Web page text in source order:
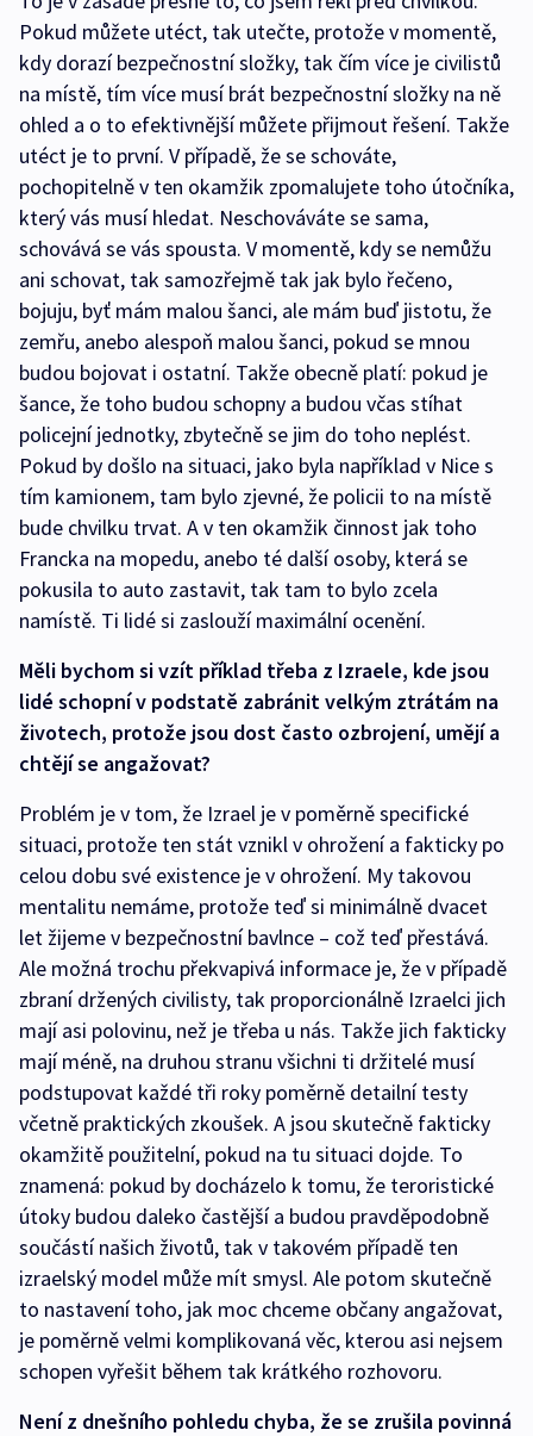
Pokud můžete utéct, tak utečte, protože v momentě,
kdy dorazí bezpečnostní složky, tak čím více je civilistů
na místě, tím více musí brát bezpečnostní složky na ně
ohled a o to efektivnější můžete přijmout řešení. Takže
utéct je to první. V případě, že se schováte,
pochopitelně v ten okamžik zpomalujete toho útočníka,
který vás musí hledat. Neschováváte se sama,
schovává se vás spousta. V momentě, kdy se nemůžu
ani schovat, tak samozřejmě tak jak bylo řečeno,
bojuju, byť mám malou šanci, ale mám buď jistotu, že
zemřu, anebo alespoň malou šanci, pokud se mnou
budou bojovat i ostatní. Takže obecně platí: pokud je
šance, že toho budou schopny a budou včas stíhat
policejní jednotky, zbytečně se jim do toho neplést.
Pokud by došlo na situaci, jako byla například v Nice s
tím kamionem, tam bylo zjevné, že policii to na místě
bude chvilku trvat. A v ten okamžik činnost jak toho
Francka na mopedu, anebo té další osoby, která se
pokusila to auto zastavit, tak tam to bylo zcela
namístě. Ti lidé si zaslouží maximální ocenění.
Měli bychom si vzít příklad třeba z Izraele, kde jsou
lidé schopní v podstatě zabránit velkým ztrátám na
životech, protože jsou dost často ozbrojení, umějí a
chtějí se angažovat?
Problém je v tom, že Izrael je v poměrně specifické
situaci, protože ten stát vznikl v ohrožení a fakticky po
celou dobu své existence je v ohrožení. My takovou
mentalitu nemáme, protože teď si minimálně dvacet
let žijeme v bezpečnostní bavlnce – což teď přestává.
Ale možná trochu překvapivá informace je, že v případě
zbraní držených civilisty, tak proporcionálně Izraelci jich
mají asi polovinu, než je třeba u nás. Takže jich fakticky
mají méně, na druhou stranu všichni ti držitelé musí
podstupovat každé tři roky poměrně detailní testy
včetně praktických zkoušek. A jsou skutečně fakticky
okamžitě použitelní, pokud na tu situaci dojde. To
znamená: pokud by docházelo k tomu, že teroristické
útoky budou daleko častější a budou pravděpodobně
součástí našich životů, tak v takovém případě ten
izraelský model může mít smysl. Ale potom skutečně
to nastavení toho, jak moc chceme občany angažovat,
je poměrně velmi komplikovaná věc, kterou asi nejsem
schopen vyřešit během tak krátkého rozhovoru.
Není z dnešního pohledu chyba, že se zrušila povinná